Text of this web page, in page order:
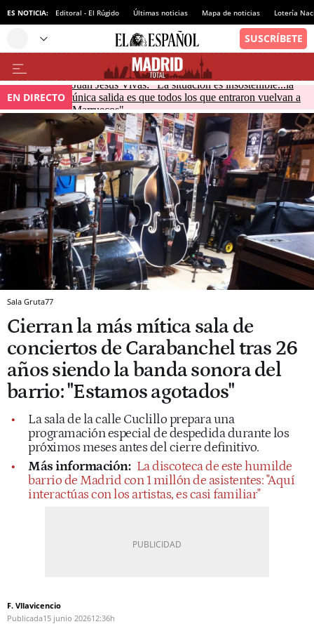
ES NOTICIA: Editoral - El Rúgido Últimas noticias Mapa de noticias Lotería
EN DIRECTO
Juan Jesús Vivas: "La situación es insostenible...la
única salida es que todos los que entraron vuelvan a
Marruecos"
Sala Gruta77
Cierran la más mítica sala de
conciertos de Carabanchel tras 26
años siendo la banda sonora del
barrio: "Estamos agotados"
La sala de la calle Cuclillo prepara una
programación especial de despedida durante los
próximos meses antes del cierre definitivo.
Más información: La discoteca de este humilde
barrio de Madrid con 1 millón de asistentes: "Aquí
interactúas con los artistas, es casi familiar"
F. Vllavicencio
Publicada15 junio 202612:36h